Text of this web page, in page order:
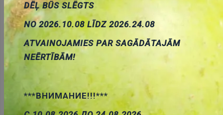
Uzgrieznis M3 plastmasas, poliamids, H=2.4mm, 5.5mm
Cena:0.07 €
00024596 Artikuls:
Noliktavas
stāvoklis:
DĒĻ BŪS SLĒGTS
NO 2026.10.08 LĪDZ 2026.24.08
ATVAINOJAMIES PAR SAGĀDĀTAJĀM
NEĒRTĪBĀM!
***ВНИМАНИЕ!!!***